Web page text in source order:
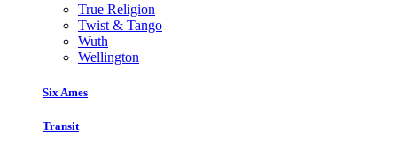
True Religion
Twist & Tango
Wuth
Wellington
Six Ames
Transit